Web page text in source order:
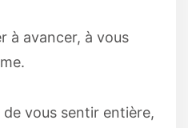
à avancer, à vous
vous sentir entière,